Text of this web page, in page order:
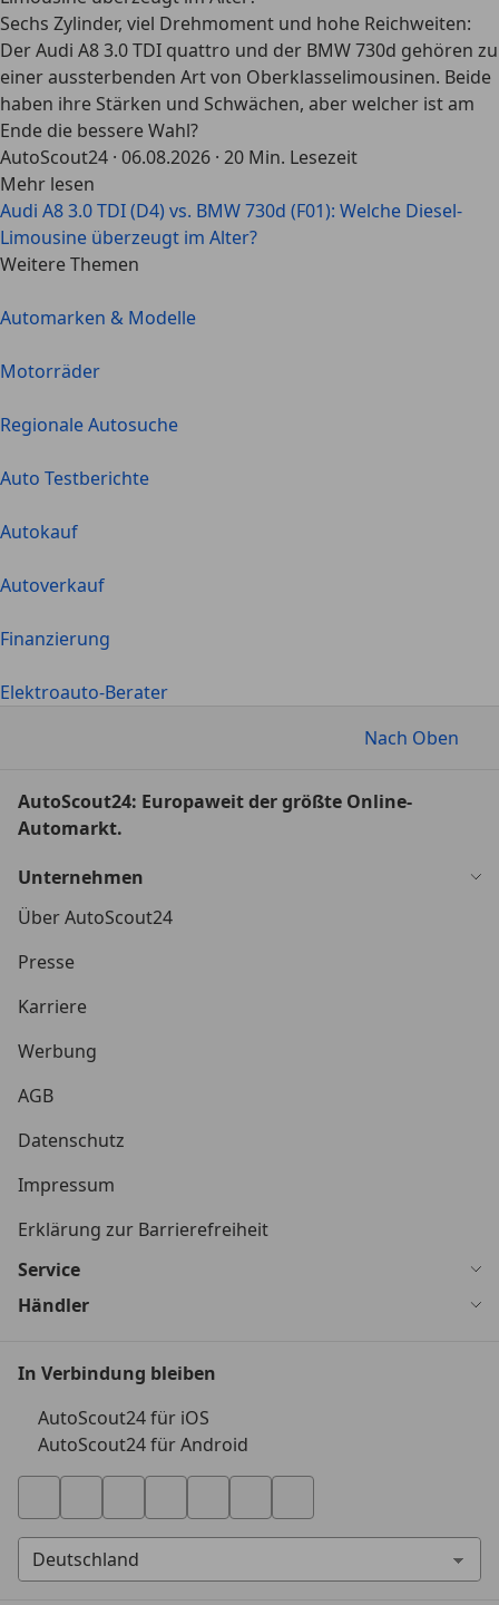
Sechs Zylinder, viel Drehmoment und hohe Reichweiten:
Der Audi A8 3.0 TDI quattro und der BMW 730d gehören zu
einer aussterbenden Art von Oberklasselimousinen. Beide
haben ihre Stärken und Schwächen, aber welcher ist am
Ende die bessere Wahl?
AutoScout24 · 06.08.2026 · 20 Min. Lesezeit
Mehr lesen
Audi A8 3.0 TDI (D4) vs. BMW 730d (F01): Welche Diesel-
Limousine überzeugt im Alter?
Weitere Themen
Automarken & Modelle
Motorräder
Regionale Autosuche
Auto Testberichte
Autokauf
Autoverkauf
Finanzierung
Elektroauto-Berater
Nach Oben
AutoScout24: Europaweit der größte Online-
Automarkt.
Unternehmen
Über AutoScout24
Presse
Karriere
Werbung
AGB
Datenschutz
Impressum
Erklärung zur Barrierefreiheit
Service
Händler
In Verbindung bleiben
AutoScout24 für iOS
AutoScout24 für Android